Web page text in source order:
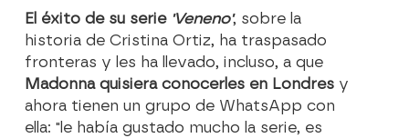
El éxito de su serie'Veneno', sobre la
historia de Cristina Ortiz, ha traspasado
fronteras y les ha llevado, incluso, a que
Madonna quisiera conocerles en Londres y
ahora tienen un grupo de WhatsApp con
ella: "le había gustado mucho la serie, es